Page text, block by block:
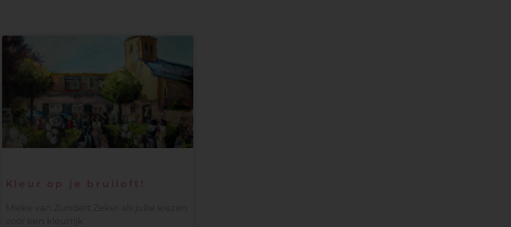
Kleur op je bruiloft!
Mieke van Zundert Zeker als jullie kiezen
voor een kleurrijk